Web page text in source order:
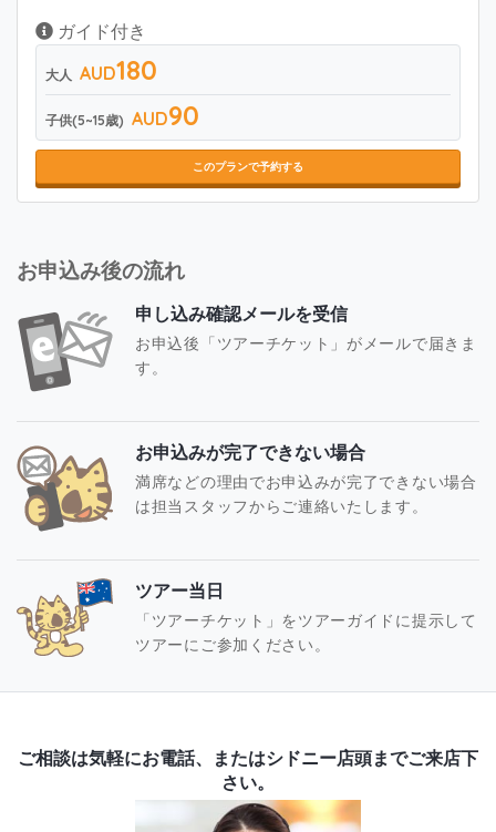
ガイド付き
大人 AUD180
子供(5~15歳) AUD90
このプランで予約する
お申込み後の流れ
申し込み確認メールを受信
お申込後「ツアーチケット」がメールで届きま
す。
お申込みが完了できない場合
満席などの理由でお申込みが完了できない場合
は担当スタッフからご連絡いたします。
ツアー当日
「ツアーチケット」をツアーガイドに提示して
ツアーにご参加ください。
ご相談は気軽にお電話、またはシドニー店頭までご来店下
さい。